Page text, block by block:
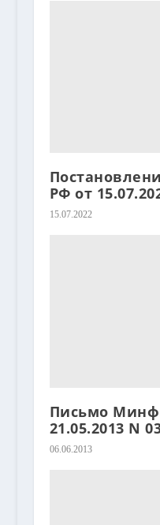
РФ от
15.07.2022
Письмо
21.05.2013 N
06.06.2013